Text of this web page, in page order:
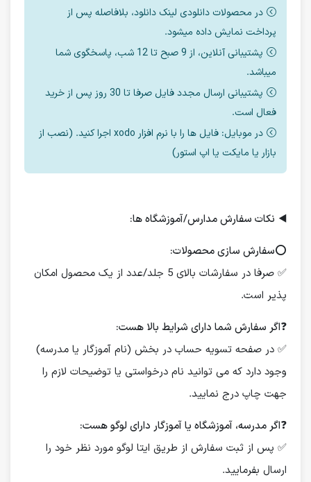
در محصولات دانلودی لینک دانلود، بلافاصله پس از
پرداخت نمایش داده میشود.
پشتیبانی آنلاین، از 9 صبح تا 12 شب، پاسخگوی شما
میباشد.
پشتیبانی ارسال مجدد فایل صرفا تا 30 روز پس از خرید
فعال است.
در موبایل: فایل ها را با نرم افزار xodo اجرا کنید. (نصب از
بازار یا مایکت یا اپ استور)
◀️ نکات سفارش مدارس/آموزشگاه ها:
⭕️سفارش سازی محصولات:
✅ صرفا در سفارشات بالای 5 جلد/عدد از یک محصول امکان
پذیر است.
❓اگر سفارش شما دارای شرایط بالا هست:
✅ در صفحه تسویه حساب در بخش (نام آموزگار یا مدرسه)
وجود دارد که می توانید نام درخواستی یا توضیحات لازم را
جهت چاپ درج نمایید.
❓اگر مدرسه، آموزشگاه یا آموزگار دارای لوگو هست:
✅ پس از ثبت سفارش از طریق ایتا لوگو مورد نظر خود را
ارسال بفرمایید.